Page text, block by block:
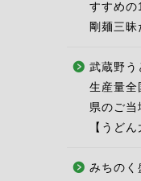
すすめの
剛麺三昧
武蔵野う
生産量全
県のご
【うどん
みちのく